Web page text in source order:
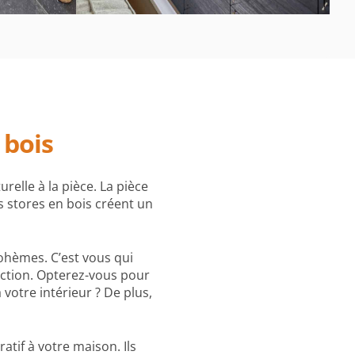
à la pièce. La pièce
stores en bois créent un
C’est vous qui
Opterez-vous pour
votre intérieur ? De plus,
à votre maison. Ils